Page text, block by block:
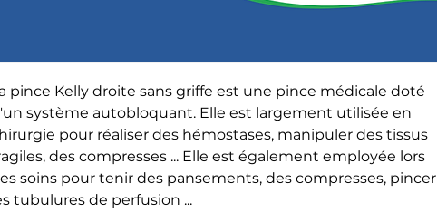
pince Kelly droite sans griffe est une pince médicale doté
système autobloquant. Elle est largement utilisée en
pour réaliser des hémostases, manipuler des tissus
des compresses ... Elle est également employée lors
soins pour tenir des pansements, des compresses, pincer
tubulures de perfusion ...